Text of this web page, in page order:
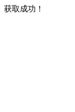
获取成功！